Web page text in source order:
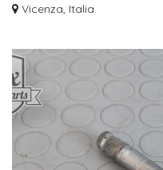
Vicenza, Italia